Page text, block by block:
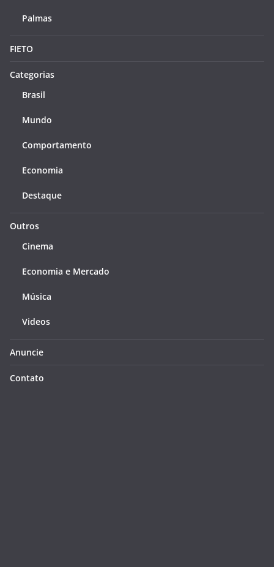
Palmas
FIETO
Categorias
Brasil
Mundo
Comportamento
Economia
Destaque
Outros
Cinema
Economia e Mercado
Música
Videos
Anuncie
Contato